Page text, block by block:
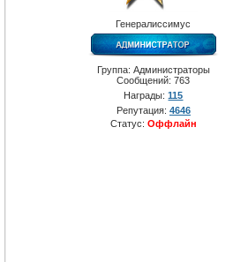
Генералиссимус
Группа: Администраторы
Сообщений:763
Награды:115
Репутация: 4646
Статус: Оффлайн